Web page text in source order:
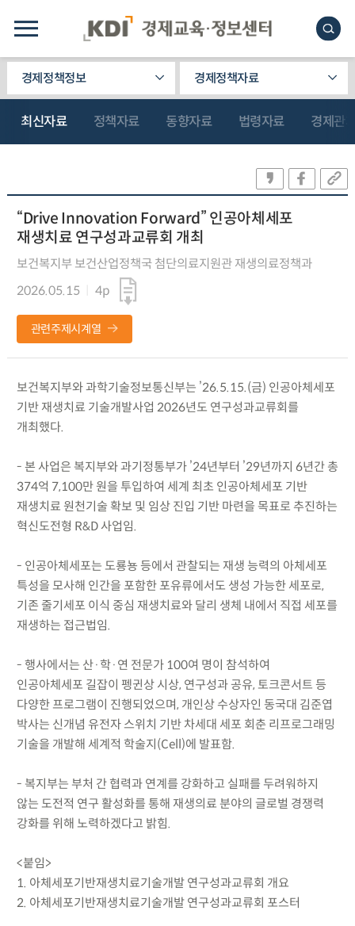
경제정책정보 경제정책자료
최신자료 정책자료 동향자료 법령자료 경제관
“Drive Innovation Forward” 인공아체세포
재생치료 연구성과교류회 개최
보건복지부 보건산업정책국 첨단의료지원관 재생의료정책과
2026.05.15
4p
관련주제시계열
보건복지부와 과학기술정보통신부는 ’26.5.15.(금) 인공아체세포
기반 재생치료 기술개발사업 2026년도 연구성과교류회를
개최했다.
- 본 사업은 복지부와 과기정통부가 ’24년부터 ’29년까지 6년간 총
374억 7,100만 원을 투입하여 세계 최초 인공아체세포 기반
재생치료 원천기술 확보 및 임상 진입 기반 마련을 목표로 추진하는
혁신도전형 R&D 사업임.
- 인공아체세포는 도룡뇽 등에서 관찰되는 재생 능력의 아체세포
특성을 모사해 인간을 포함한 포유류에서도 생성 가능한 세포로,
기존 줄기세포 이식 중심 재생치료와 달리 생체 내에서 직접 세포를
재생하는 접근법임.
- 행사에서는 산·학·연 전문가 100여 명이 참석하여
인공아체세포 길잡이 펭귄상 시상, 연구성과 공유, 토크콘서트 등
다양한 프로그램이 진행되었으며, 개인상 수상자인 동국대 김준엽
박사는 신개념 유전자 스위치 기반 차세대 세포 회춘 리프로그래밍
기술을 개발해 세계적 학술지(Cell)에 발표함.
- 복지부는 부처 간 협력과 연계를 강화하고 실패를 두려워하지
않는 도전적 연구 활성화를 통해 재생의료 분야의 글로벌 경쟁력
강화를 위해 노력하겠다고 밝힘.
<붙임>
1. 아체세포기반재생치료기술개발 연구성과교류회 개요
2. 아체세포기반재생치료기술개발 연구성과교류회 포스터